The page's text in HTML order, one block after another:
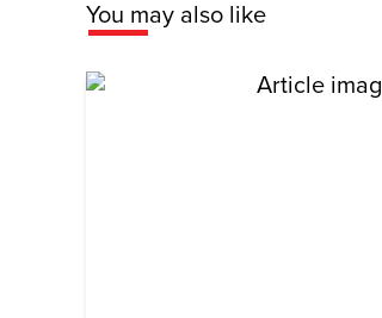
You may also like